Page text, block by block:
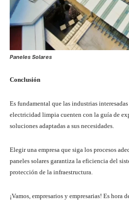
Paneles Solares
Conclusión
Es fundamental que las industrias
electricidad limpia cuenten con la guía de
soluciones adaptadas a sus necesidades.
Elegir una empresa que siga los procesos
paneles solares garantiza la eficiencia del
protección de la infraestructura.
¡Vamos, empresarios y empresarias! Es hora